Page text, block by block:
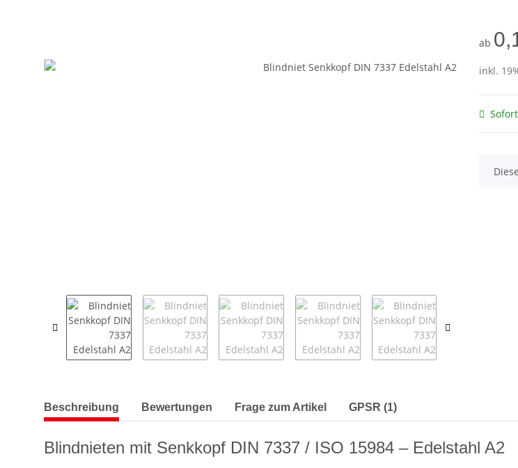
ab
inkl.
x
weitere Registerkarten anzeigen
Beschreibung Bewertungen Frage zum Artikel GPSR (1)
Blindnieten mit Senkkopf DIN 7337 / ISO 15984 – Edelstahl A2